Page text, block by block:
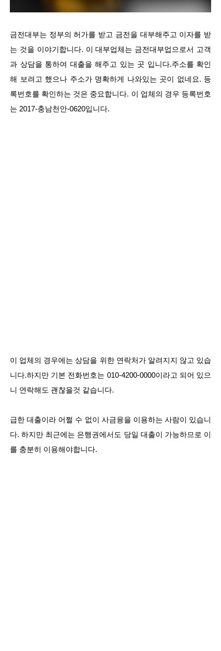
금전대부는 정부의 허가를 받고 금전을 대부해주고 이자를 받
는 것을 이야기합니다. 이 대부업체는 금전대부업으로서 고객
과 상담을 통하여 대출을 해주고 있는 곳 입니다.주소를 확인
해 보려고 했으나 주소가 명확하게 나와있는 곳이 없네요. 등
록번호를 확인하는 것은 중요합니다. 이 업체의 경우 등록번호
는 2017-충남천안-0620입니다.
이 업체의 경우에는 상담을 위한 연락처가 알려지지 않고 있습
니다.하지만 기본 전화번호는 010-4200-0000이라고 되어 있으
니 연락해도 괜찮을것 같습니다.
급한 대출이라 어쩔 수 없이 사금융을 이용하는 사람이 있습니
다. 하지만 최근에는 은행권에서도 당일 대출이 가능하므로 이
를 충분히 이용해야합니다.